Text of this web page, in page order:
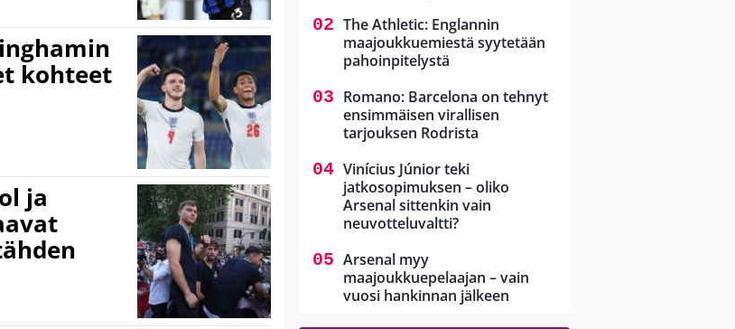
kohteet
ja
The Athletic: Englannin
maajoukkuemiestä syytetään
pahoinpitelystä
Romano: Barcelona on tehnyt
ensimmäisen virallisen
tarjouksen Rodrista
Vinícius Júnior teki
jatkosopimuksen – oliko
Arsenal sittenkin vain
neuvotteluvaltti?
Arsenal myy
maajoukkuepelaajan – vain
vuosi hankinnan jälkeen